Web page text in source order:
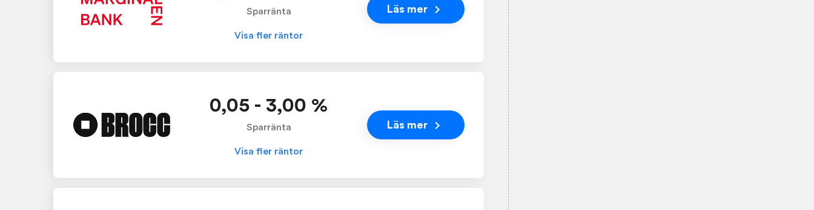
Sparränta
Visa fler räntor
Läs mer
0,05 - 3,00 %
Sparränta
Visa fler räntor
Läs mer